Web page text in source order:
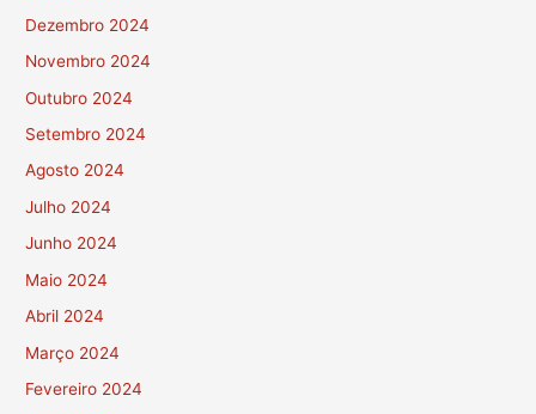
Dezembro 2024
Novembro 2024
Outubro 2024
Setembro 2024
Agosto 2024
Julho 2024
Junho 2024
Maio 2024
Abril 2024
Março 2024
Fevereiro 2024